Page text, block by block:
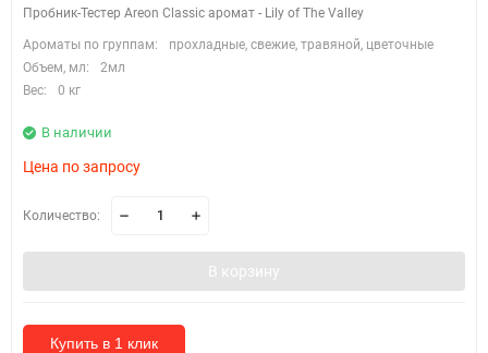
Пробник-Тестер Areon Classic аромат - Lily of The Valley
Ароматы по группам:
прохладные, свежие, травяной, цветочные
Объем, мл:
2мл
Вес:
0 кг
В наличии
Цена по запросу
Количество:
В корзину
Купить в 1 клик